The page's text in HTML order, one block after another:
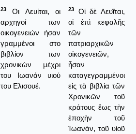
23
Οι Λευίται, οι
αρχηγοί των
οικογενειών ήσαν
γραμμένοι στο
βιβλίον των
χρονικών μέχρι
του Ιωανάν υιού
του Ελισουέ.
23
Οἱ δὲ Λευῖται,
οἱ ἐπὶ κεφαλῆς
τῶν
πατριαρχικῶν
οἰκογενειῶν,
ἦσαν
καταγεγραμμένοι
εἰς τὰ βιβλία τῶν
Χρονικῶν τοῦ
κράτους ἕως τὴν
ἐποχὴν τοῦ
Ἰωανάν, τοῦ υἱοῦ